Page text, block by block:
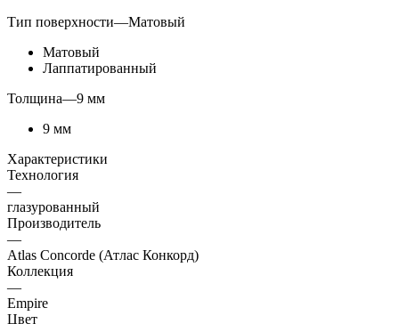
Тип поверхности—Матовый
Матовый
Лаппатированный
Толщина—9 мм
9 мм
Характеристики
Технология
—
глазурованный
Производитель
—
Atlas Concorde (Атлас Конкорд)
Коллекция
—
Empire
Цвет